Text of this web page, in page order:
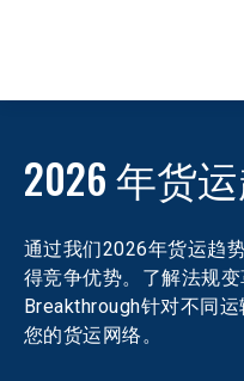
2026 年货
通过我们2026年货运趋
得竞争优势。了解法规
Breakthrough针对不同
您的货运网络。